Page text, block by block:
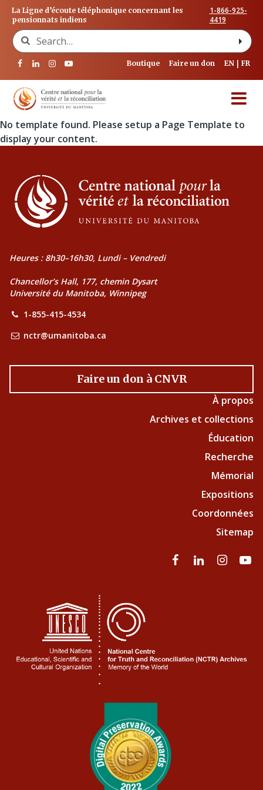
La Ligne d’écoute téléphonique concernant les
pensionnats indiens
1-866-925-
4419
Search for:
Boutique Faire un don EN FR
No template found. Please setup a Page Template to
display your content.
Heures : 8h30–16h30, Lundi – Vendredi
Chancellor’s Hall, 177, chemin Dysart
Université du Manitoba, Winnipeg
1-855-415-4534
nctr@umanitoba.ca
Faire un don à CNVR
À propos
Archives et collections
Éducation
Recherche
Mémorial
Expositions
Coordonnées
Sitemap